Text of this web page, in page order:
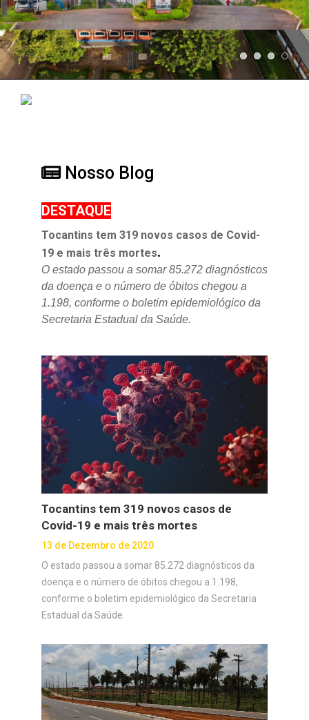
Nosso Blog
DESTAQUE
Tocantins tem 319 novos casos de Covid-
19 e mais três mortes.
O estado passou a somar 85.272 diagnósticos
da doença e o número de óbitos chegou a
1.198, conforme o boletim epidemiológico da
Secretaria Estadual da Saúde.
Tocantins tem 319 novos casos de
Covid-19 e mais três mortes
13 de Dezembro de 2020
O estado passou a somar 85.272 diagnósticos da
doença e o número de óbitos chegou a 1.198,
conforme o boletim epidemiológico da Secretaria
Estadual da Saúde.